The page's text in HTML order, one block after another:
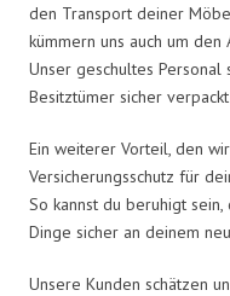
den Transport deiner
kümmern uns auch um
Unser geschultes
Besitztümer sicher
Ein weiterer Vorteil, den
Versicherungsschutz für
So kannst du beruhigt
Dinge sicher an deinem
Unsere Kunden schätzen